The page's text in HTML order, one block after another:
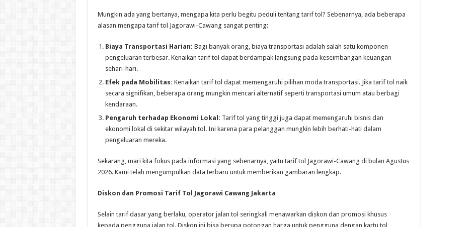
Mungkin ada yang bertanya, mengapa kita perlu begitu peduli tentang tarif tol? Sebenarnya, ada beberapa
alasan mengapa tarif tol Jagorawi-Cawang sangat penting:
Biaya Transportasi Harian: Bagi banyak orang, biaya transportasi adalah salah satu komponen
pengeluaran terbesar. Kenaikan tarif tol dapat berdampak langsung pada keseimbangan keuangan
sehari-hari.
Efek pada Mobilitas: Kenaikan tarif tol dapat memengaruhi pilihan moda transportasi. Jika tarif tol naik
secara signifikan, beberapa orang mungkin mencari alternatif seperti transportasi umum atau berbagi
kendaraan.
Pengaruh terhadap Ekonomi Lokal: Tarif tol yang tinggi juga dapat memengaruhi bisnis dan
ekonomi lokal di sekitar wilayah tol. Ini karena para pelanggan mungkin lebih berhati-hati dalam
pengeluaran mereka.
Sekarang, mari kita fokus pada informasi yang sebenarnya, yaitu tarif tol Jagorawi-Cawang di bulan Agustus
2026. Kami telah mengumpulkan data terbaru untuk memberikan gambaran lengkap.
Diskon dan Promosi Tarif Tol Jagorawi Cawang Jakarta
Selain tarif dasar yang berlaku, operator jalan tol seringkali menawarkan diskon dan promosi khusus
kepada pengguna jalan tol. Diskon ini bisa berupa potongan harga untuk pengguna dengan kartu tol